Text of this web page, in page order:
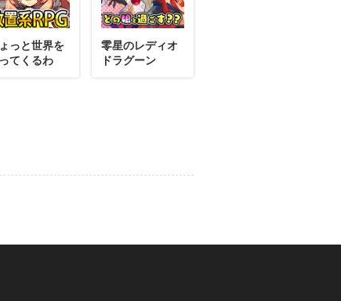
12月01日
コメント
獲得したよ。
っと世界を
てくるわ
零星のレディオ
ドラグーン